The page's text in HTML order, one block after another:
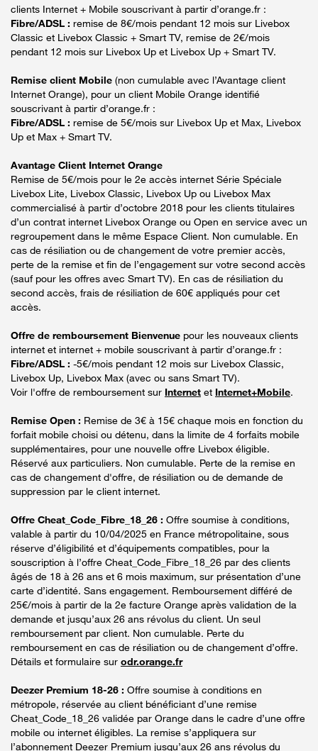
clients Internet + Mobile souscrivant à partir d’orange.fr :
Fibre/ADSL : remise de 8€/mois pendant 12 mois sur Livebox
Classic et Livebox Classic + Smart TV, remise de 2€/mois
pendant 12 mois sur Livebox Up et Livebox Up + Smart TV.
Remise client Mobile (non cumulable avec l’Avantage client
Internet Orange), pour un client Mobile Orange identifié
souscrivant à partir d’orange.fr :
Fibre/ADSL : remise de 5€/mois sur Livebox Up et Max, Livebox
Up et Max + Smart TV.
Avantage Client Internet Orange
Remise de 5€/mois pour le 2e accès internet Série Spéciale
Livebox Lite, Livebox Classic, Livebox Up ou Livebox Max
commercialisé à partir d’octobre 2018 pour les clients titulaires
d’un contrat internet Livebox Orange ou Open en service avec un
regroupement dans le même Espace Client. Non cumulable. En
cas de résiliation ou de changement de votre premier accès,
perte de la remise et fin de l’engagement sur votre second accès
(sauf pour les offres avec Smart TV). En cas de résiliation du
second accès, frais de résiliation de 60€ appliqués pour cet
accès.
Offre de remboursement Bienvenue pour les nouveaux clients
internet et internet + mobile souscrivant à partir d’orange.fr :
Fibre/ADSL : -5€/mois pendant 12 mois sur Livebox Classic,
Livebox Up, Livebox Max (avec ou sans Smart TV).
Voir l'offre de remboursement sur Internet et Internet+Mobile.
Remise Open : Remise de 3€ à 15€ chaque mois en fonction du
forfait mobile choisi ou détenu, dans la limite de 4 forfaits mobile
supplémentaires, pour une nouvelle offre Livebox éligible.
Réservé aux particuliers. Non cumulable. Perte de la remise en
cas de changement d'offre, de résiliation ou de demande de
suppression par le client internet.
Offre Cheat_Code_Fibre_18_26 : Offre soumise à conditions,
valable à partir du 10/04/2025 en France métropolitaine, sous
réserve d’éligibilité et d’équipements compatibles, pour la
souscription à l’offre Cheat_Code_Fibre_18_26 par des clients
âgés de 18 à 26 ans et 6 mois maximum, sur présentation d’une
carte d’identité. Sans engagement. Remboursement différé de
25€/mois à partir de la 2e facture Orange après validation de la
demande et jusqu’aux 26 ans révolus du client. Un seul
remboursement par client. Non cumulable. Perte du
remboursement en cas de résiliation ou de changement d’offre.
Détails et formulaire sur odr.orange.fr
Deezer Premium 18-26 : Offre soumise à conditions en
métropole, réservée au client bénéficiant d’une remise
Cheat_Code_18_26 validée par Orange dans le cadre d’une offre
mobile ou internet éligibles. La remise s’appliquera sur
l’abonnement Deezer Premium jusqu’aux 26 ans révolus du